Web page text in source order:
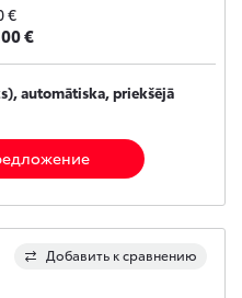
€
€
automātiska, priekšējā
Добавить к сравнению